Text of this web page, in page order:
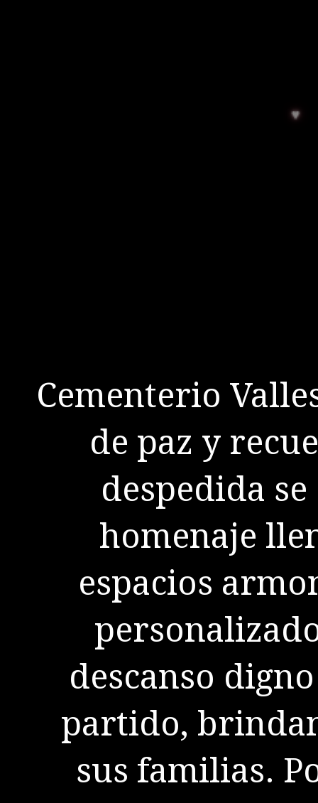
Cementerio
de paz y
despedida
homenaje
espacios
descanso
partido,
sus familias.